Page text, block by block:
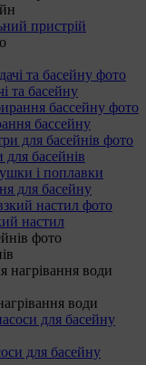
пристрій
та басейну
бассейну
басейнів
і поплавки
для басейну
настил
води
для басейну